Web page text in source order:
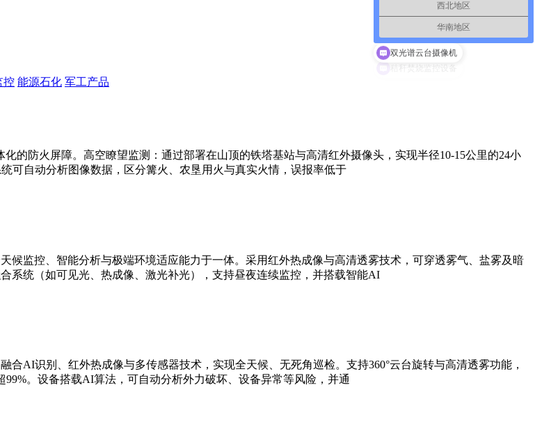
控 能源石化 军工产品
的防火屏障。高空瞭望监测：通过部署在山顶的铁塔基站与高清红外摄像头，实现半径10-15公里的24小
可自动分析图像数据，区分篝火、农垦用火与真实火情，误报率低于
候监控、智能分析与极端环境适应能力于一体。采用红外热成像与高清透雾技术，可穿透雾气、盐雾及暗
系统（如可见光、热成像、激光补光），支持昼夜连续监控，并搭载智能AI
AI识别、红外热成像与多传感器技术，实现全天候、无死角巡检。支持360°云台旋转与高清透雾功能，
。设备搭载AI算法，可自动分析外力破坏、设备异常等风险，并通
西北地区
华南地区
双光谱云台摄像机